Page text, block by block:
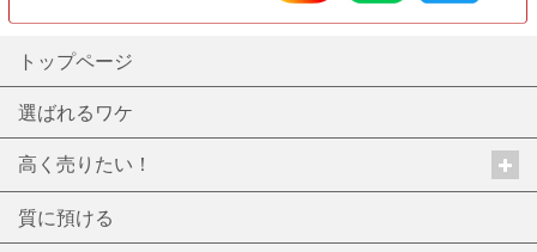
トップページ
選ばれるワケ
高く売りたい！
質に預ける